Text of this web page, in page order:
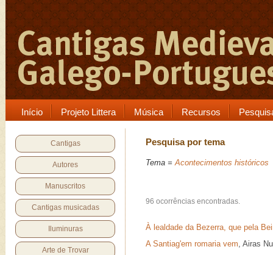
Início Projeto Littera Música Recursos
Cantigas
Autores
Manuscritos
Cantigas musicadas
Iluminuras
Arte de Trovar
Pesquisa por tema
Tema =Acontecimentos históricos
96 ocorrências encontradas.
À lealdade da Bezerra, que pela
A Santiag'em romaria vem, Airas